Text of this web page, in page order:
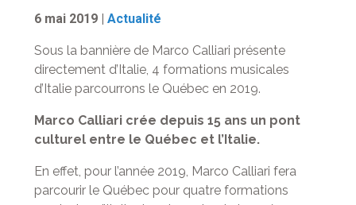
6 mai 2019 | Actualité
Sous la bannière de Marco Calliari présente
directement d’Italie, 4 formations musicales
d’Italie parcourrons le Québec en 2019.
Marco Calliari crée depuis 15 ans un pont
culturel entre le Québec et l’Italie.
En effet, pour l’année 2019, Marco Calliari fera
parcourir le Québec pour quatre formations